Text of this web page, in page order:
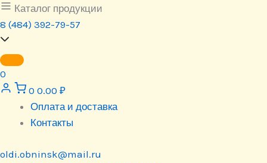
Перейти
к
содержимому
Каталог продукции
8 (484) 392-79-57
0
0 0.00 ₽
Оплата и доставка
Контакты
oldi.obninsk@mail.ru